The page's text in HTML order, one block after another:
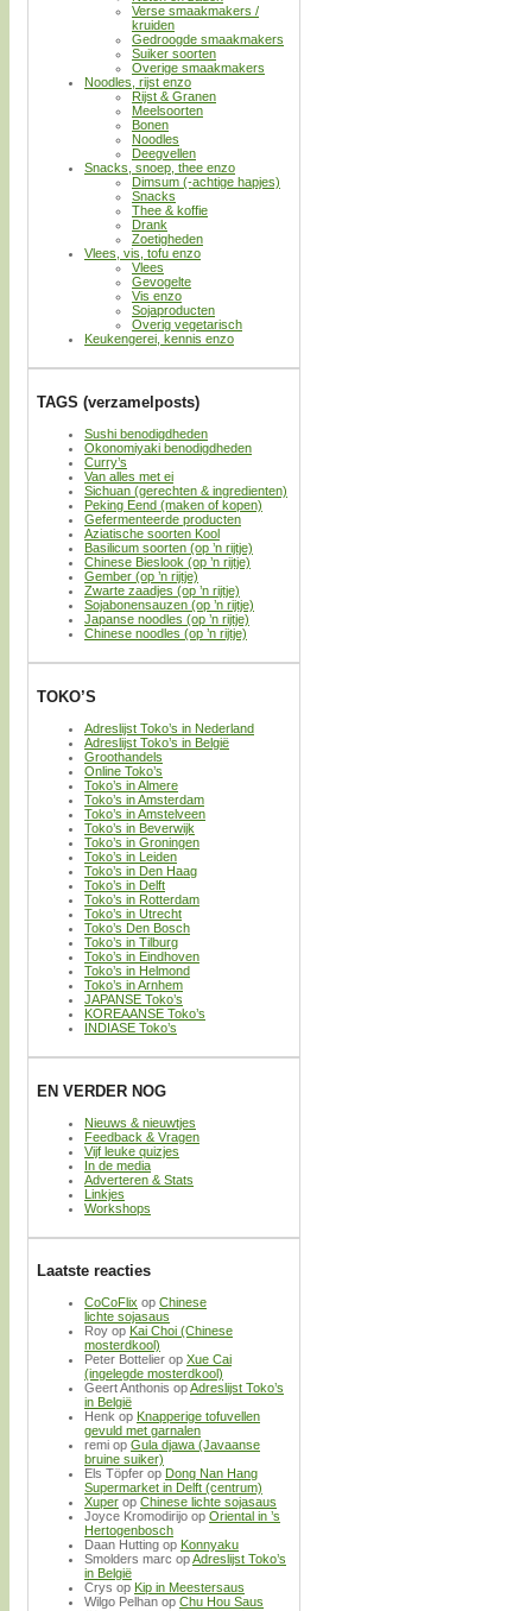
Verse smaakmakers /
kruiden
Gedroogde smaakmakers
Suiker soorten
Overige smaakmakers
Noodles, rijst enzo
Rijst & Granen
Meelsoorten
Bonen
Noodles
Deegvellen
Snacks, snoep, thee enzo
Dimsum (-achtige hapjes)
Snacks
Thee & koffie
Drank
Zoetigheden
Vlees, vis, tofu enzo
Vlees
Gevogelte
Vis enzo
Sojaproducten
Overig vegetarisch
Keukengerei, kennis enzo
TAGS (verzamelposts)
Sushi benodigdheden
Okonomiyaki benodigdheden
Curry’s
Van alles met ei
Sichuan (gerechten & ingredienten)
Peking Eend (maken of kopen)
Gefermenteerde producten
Aziatische soorten Kool
Basilicum soorten (op ’n rijtje)
Chinese Bieslook (op ’n rijtje)
Gember (op ’n rijtje)
Zwarte zaadjes (op ’n rijtje)
Sojabonensauzen (op ’n rijtje)
Japanse noodles (op ’n rijtje)
Chinese noodles (op ’n rijtje)
TOKO’S
Adreslijst Toko’s in Nederland
Adreslijst Toko’s in België
Groothandels
Online Toko’s
Toko’s in Almere
Toko’s in Amsterdam
Toko’s in Amstelveen
Toko’s in Beverwijk
Toko’s in Groningen
Toko’s in Leiden
Toko’s in Den Haag
Toko’s in Delft
Toko’s in Rotterdam
Toko’s in Utrecht
Toko’s Den Bosch
Toko’s in Tilburg
Toko’s in Eindhoven
Toko’s in Helmond
Toko’s in Arnhem
JAPANSE Toko’s
KOREAANSE Toko’s
INDIASE Toko’s
EN VERDER NOG
Nieuws & nieuwtjes
Feedback & Vragen
Vijf leuke quizjes
In de media
Adverteren & Stats
Linkjes
Workshops
Laatste reacties
CoCoFlix op Chinese
lichte sojasaus
Roy op Kai Choi (Chinese
mosterdkool)
Peter Bottelier op Xue Cai
(ingelegde mosterdkool)
Geert Anthonis opAdreslijst Toko’s
in België
Henk op Knapperige tofuvellen
gevuld met garnalen
remi op Gula djawa (Javaanse
bruine suiker)
Els Töpfer op Dong Nan Hang
Supermarket in Delft (centrum)
Xuper op Chinese lichte sojasaus
Joyce Kromodirijo op Oriental in ’s
Hertogenbosch
Daan Hutting op Konnyaku
Smolders marc opAdreslijst Toko’s
in België
Crys op Kip in Meestersaus
Wilgo Pelhan op Chu Hou Saus